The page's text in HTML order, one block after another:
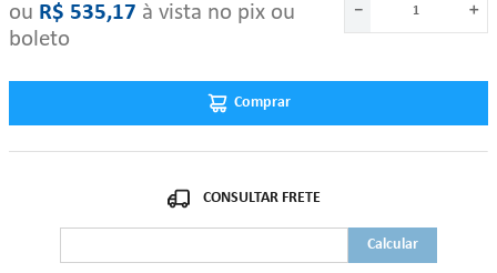
Estrutura em tubo aço carbono redondo de 7/8 x 12cm;
Estrado em tiras de chapa de aço carbono de 12cm de espessura;
Acabamento pintura epóxi, com tratamento anti-ferruginoso;
Largura: 42cm;
Altura: 95cm.
contate."
ou R$ 535,17 à vista no pix ou
boleto
＋
－
Comprar